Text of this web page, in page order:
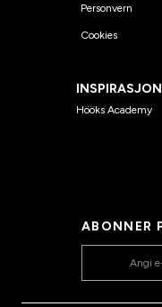
Personvern
Cookies
INSPIRASJON
Hööks Academy
ABONNER